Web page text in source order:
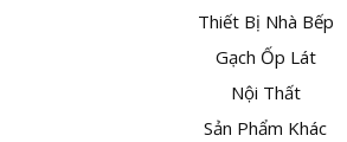
Thiết Bị Nhà Bếp
Gạch Ốp Lát
Nội Thất
Sản Phẩm Khác